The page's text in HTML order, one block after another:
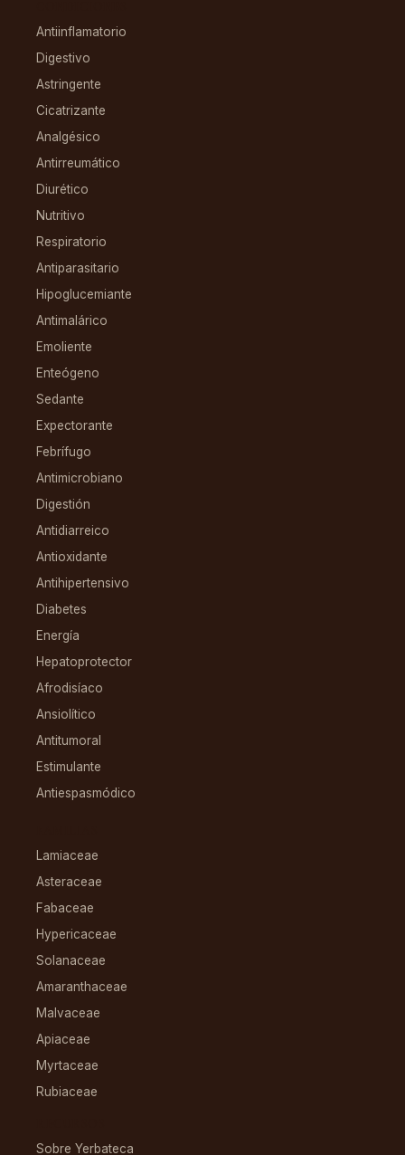
Antiinflamatorio
Digestivo
Astringente
Cicatrizante
Analgésico
Antirreumático
Diurético
Nutritivo
Respiratorio
Antiparasitario
Hipoglucemiante
Antimalárico
Emoliente
Enteógeno
Sedante
Expectorante
Febrífugo
Antimicrobiano
Digestión
Antidiarreico
Antioxidante
Antihipertensivo
Diabetes
Energía
Hepatoprotector
Afrodisíaco
Ansiolítico
Antitumoral
Estimulante
Antiespasmódico
Lamiaceae
Asteraceae
Fabaceae
Hypericaceae
Solanaceae
Amaranthaceae
Malvaceae
Apiaceae
Myrtaceae
Rubiaceae
Sobre Yerbateca